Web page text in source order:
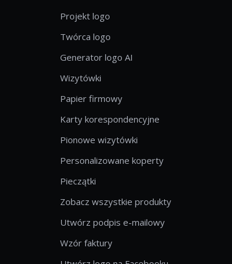
Projekt logo
Twórca logo
Generator logo AI
Wizytówki
Papier firmowy
Karty korespondencyjne
Pionowe wizytówki
Personalizowane koperty
Pieczątki
Zobacz wszystkie produkty
Utwórz podpis e-mailowy
Wzór faktury